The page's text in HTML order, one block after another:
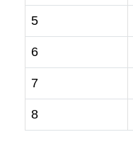
5
6
7
8